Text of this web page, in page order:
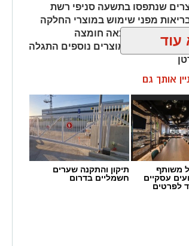
שנתפסו בתשעה סניפי רשת
מפני שימוש במוצרי החלקה
מהמוצרים נמצאה חומצה
שיער, ובמוצרים נוספים התגלהעוד
אותך גם
משותף
עסקיים
לפרטים
תיקון והתקנה שערים
חשמליים בדרום